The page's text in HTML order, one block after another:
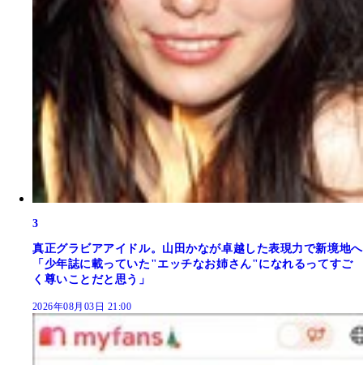
3
真正グラビアアイドル。山田かなが卓越した表現力で新境地へ
「少年誌に載っていた"エッチなお姉さん"になれるってすご
く尊いことだと思う」
2026年08月03日 21:00